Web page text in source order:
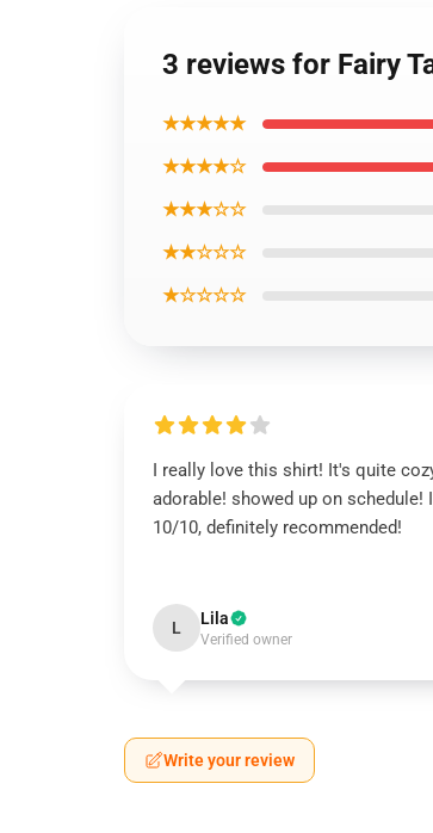
3 reviews for Fairy
★★★★★
★★★★☆
★★★☆☆
★★☆☆☆
★☆☆☆☆
I really love this shirt! It's quite
adorable! showed up on schedule!
10/10, definitely recommended!
L Lila
Verified owner
Write your review